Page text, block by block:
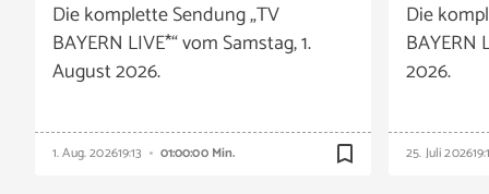
Die komplette Sendung „TV
BAYERN LIVE*“ vom Samstag, 1.
August 2026.
1. Aug. 202619:13 01:00:00 Min. bookmark_border
Die
BAYERN
2026.
25. Juli 2026